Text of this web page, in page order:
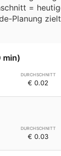
=
Planung
min)
€ 0.02
€ 0.03